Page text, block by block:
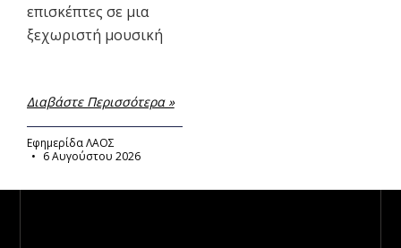
επισκέπτες σε μια
ξεχωριστή μουσική
Διαβάστε Περισσότερα »
Εφημερίδα ΛΑΟΣ
6 Αυγούστου 2026